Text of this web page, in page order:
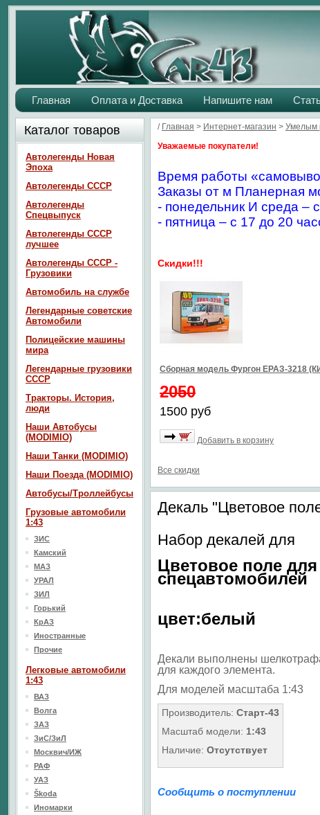
Главная Оплата и Доставка Напишите нам
/ Главная > Интернет-магазин > Умелым
Уважаемые покупатели!
Время работы
Заказы от м Планерная
- понедельник И среда –
- пятница – с 17 до 20
Скидки!!!
Сборная модель Фургон ЕРАЗ-3218
2050
1500 руб
Добавить в корзину
Все скидки
Декаль "Цветовое
Набор декалей для
Цветовое поле
спецавтомобилей
цвет:белый
Декали выполнены
для каждого элемента.
Для моделей масштаба 1:43
Производитель: Старт-43
Масштаб модели: 1:43
Наличие: Отсутствует
Сообщить о поступлении
Каталог товаров
Автолегенды Новая
Эпоха
Автолегенды СССР
Автолегенды
Спецвыпуск
Автолегенды СССР
лучшее
Автолегенды СССР -
Грузовики
Автомобиль на службе
Легендарные советские
Автомобили
Полицейские машины
мира
Легендарные грузовики
СССР
Тракторы. История,
люди
Наши Автобусы
(MODIMIO)
Наши Танки (MODIMIO)
Наши Поезда (MODIMIO)
Автобусы/Троллейбусы
Грузовые автомобили
1:43
ЗИС
Камский
МАЗ
УРАЛ
ЗИЛ
Горький
КрАЗ
Иностранные
Прочие
Легковые автомобили
1:43
ВАЗ
Волга
ЗАЗ
ЗиС/ЗиЛ
Москвич/ИЖ
РАФ
УАЗ
Škoda
Иномарки